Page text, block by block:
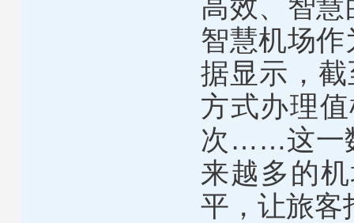
高效、智
智慧机场
据显示，
方式办理
次……这一
来越多的
平，让旅客